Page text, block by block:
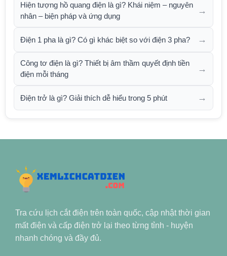
Hiện tượng hồ quang điện là gì? Khái niệm – nguyên
nhân – biện pháp và ứng dụng
→
Điện 1 pha là gì? Có gì khác biệt so với điện 3 pha? →
Công tơ điện là gì? Thiết bị âm thầm quyết định tiền
điện mỗi tháng
→
Điện trở là gì? Giải thích dễ hiểu trong 5 phút →
Tra cứu lịch cắt điện trên toàn quốc, cập nhật thời gian
mất điện và cấp điện trở lại theo từng tỉnh - huyện
nhanh chóng và đầy đủ.